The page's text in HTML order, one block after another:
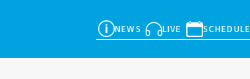
NEWS LIVE SCHEDULE